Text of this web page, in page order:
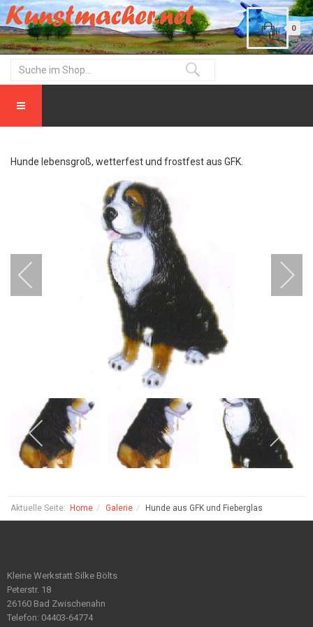
0
Hunde lebensgroß, wetterfest und frostfest aus GFK.
Aktuelle Seite: Home Galerie Hunde aus GFK und Fieberglas
Kleine Werkstatt Silke Bölts
Peterstr. 18
26160 Bad Zwischenahn
Telefon: 04403-64774